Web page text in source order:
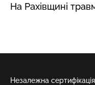
На Рахівщині
Незалежна